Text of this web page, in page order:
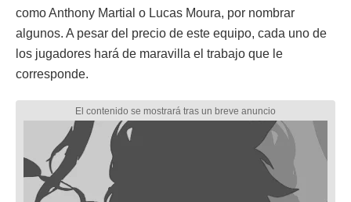
como Anthony Martial o Lucas Moura, por nombrar
algunos. A pesar del precio de este equipo, cada uno de
los jugadores hará de maravilla el trabajo que le
corresponde.